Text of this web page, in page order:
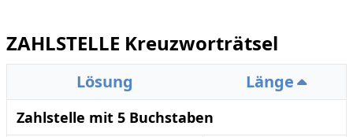
ZAHLSTELLE Kreuzworträtsel
Lösung Länge
Zahlstelle mit 5 Buchstaben